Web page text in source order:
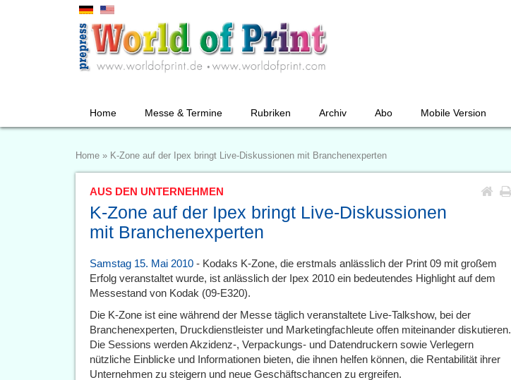
Home Messe & Termine Rubriken Archiv Abo Mobile Version
Home » K-Zone auf der Ipex bringt Live-Diskussionen mit Branchenexperten
AUS DEN UNTERNEHMEN
K-Zone auf der Ipex bringt Live-Diskussionen
mit Branchenexperten
Samstag 15. Mai 2010 - Kodaks K-Zone, die erstmals anlässlich der Print 09 mit großem
Erfolg veranstaltet wurde, ist anlässlich der Ipex 2010 ein bedeutendes Highlight auf dem
Messestand von Kodak (09-E320).
Die K-Zone ist eine während der Messe täglich veranstaltete Live-Talkshow, bei der
Branchenexperten, Druckdienstleister und Marketingfachleute offen miteinander diskutieren.
Die Sessions werden Akzidenz-, Verpackungs- und Datendruckern sowie Verlegern
nützliche Einblicke und Informationen bieten, die ihnen helfen können, die Rentabilität ihrer
Unternehmen zu steigern und neue Geschäftschancen zu ergreifen.